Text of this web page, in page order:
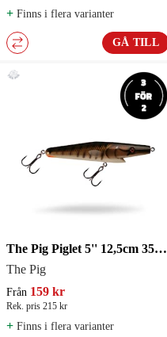
+ Finns i flera varianter
GÅ TILL
The Pig Piglet 5'' 12,5cm 35g Svävande Jerkbait
The Pig
Från 159 kr
Rek. pris 215 kr
+ Finns i flera varianter